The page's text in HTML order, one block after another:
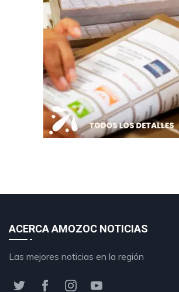
ACERCA AMOZOC NOTICIAS
Las mejores noticias en la región